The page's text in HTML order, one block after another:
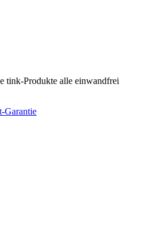
tink-Produkte alle einwandfrei
Garantie